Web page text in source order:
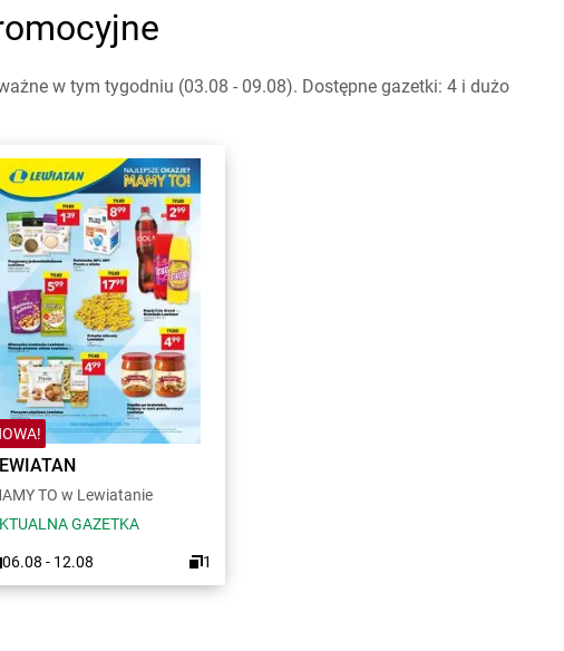
w tym tygodniu (03.08 - 09.08). Dostępne gazetki: 4 i dużo
TO w Lewiatanie
GAZETKA
06.08 - 12.08 1